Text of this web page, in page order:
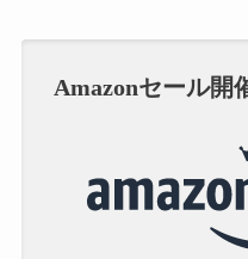
Amazonセール開